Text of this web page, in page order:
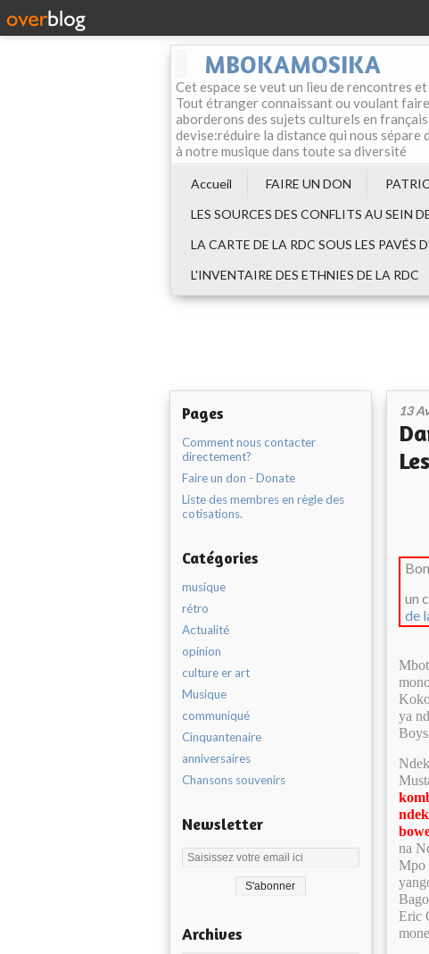
MBOKAMOSIKA
Cet espace se veut un lieu de rencontres
Tout étranger connaissant ou voulant
aborderons des sujets culturels en
devise:réduire la distance qui nous
à notre musique dans toute sa diversité
Accueil FAIRE UN DON
LES SOURCES DES CONFLITS AU SEIN
LA CARTE DE LA RDC SOUS LES PAVÉS
L'INVENTAIRE DES ETHNIES DE LA RDC
Pages
Comment nous contacter
directement?
Faire un don - Donate
Liste des membres en règle des
cotisations.
Catégories
musique
rétro
Actualité
opinion
culture er art
Musique
communiqué
Cinquantenaire
anniversaires
Chansons souvenirs
Newsletter
Archives
13
un
de
ya
na
Mpo
Eric